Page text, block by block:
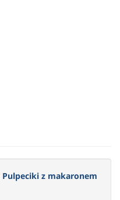
Pulpeciki z makaronem